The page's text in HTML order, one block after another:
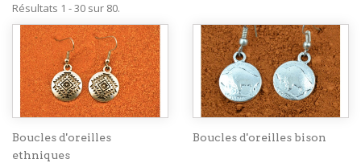
Résultats 1 - 30 sur 80.
Boucles d'oreilles
ethniques
Boucles d'oreilles bison